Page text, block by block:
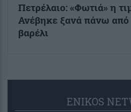
Πετρέλαιο: «Φωτιά» η
Ανέβηκε ξανά πάνω από
βαρέλι
ENIKOS